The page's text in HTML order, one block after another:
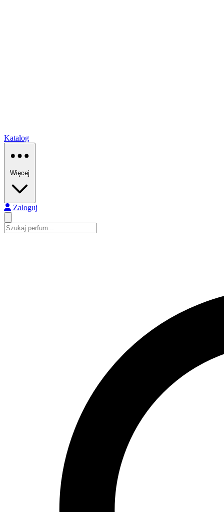
Katalog
Więcej
Zaloguj